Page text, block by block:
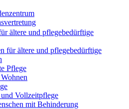
ältere und pflegebedürftige
für ältere und pflegebedürftige
Pflege
Vollzeitpflege
mit Behinderung